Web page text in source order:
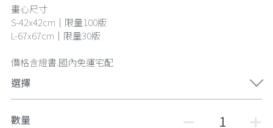
畫心尺寸
S-42x42cm｜限量100版
L-67x67cm｜限量30版
價格含證書.國內免運宅配
選擇
數量